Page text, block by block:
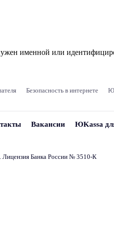
именной или
Безопасность в интернете
Вакансии ЮKassa
Лицензия Банка России № 3510‑К